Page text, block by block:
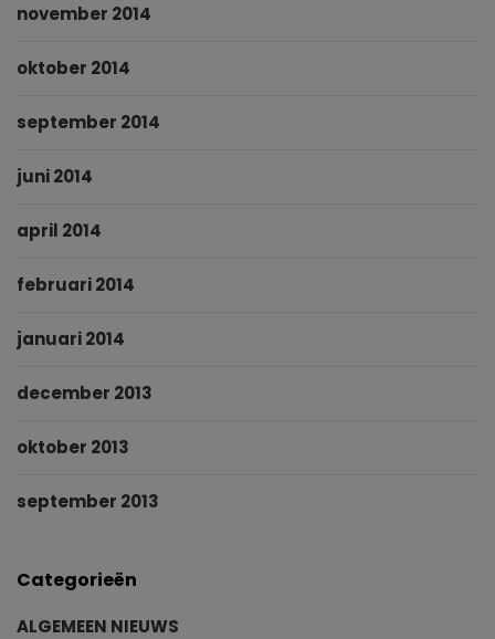
november 2014
oktober 2014
september 2014
juni 2014
april 2014
februari 2014
januari 2014
december 2013
oktober 2013
september 2013
Categorieën
ALGEMEEN NIEUWS